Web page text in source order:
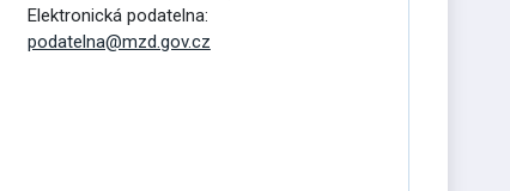
Elektronická podatelna:
podatelna@mzd.gov.cz